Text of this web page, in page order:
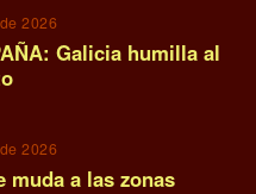
2026
Galicia humilla al
2026
muda a las zonas